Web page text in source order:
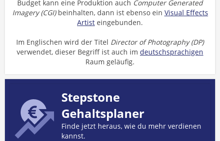
Budget kann eine Produktion auch Computer Generated
Imagery (CGI)beinhalten, dann ist ebenso ein Visual Effects
Artist eingebunden.
Im Englischen wird der Titel Director of Photography (DP)
verwendet, dieser Begriff ist auch im deutschsprachigen
Raum geläufig.
Stepstone
Gehaltsplaner
Finde jetzt heraus, wie du mehr verdienen
kannst.